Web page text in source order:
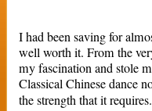
I had been saving for
well worth it. From the
my fascination and stole
Classical Chinese dance
the strength that it